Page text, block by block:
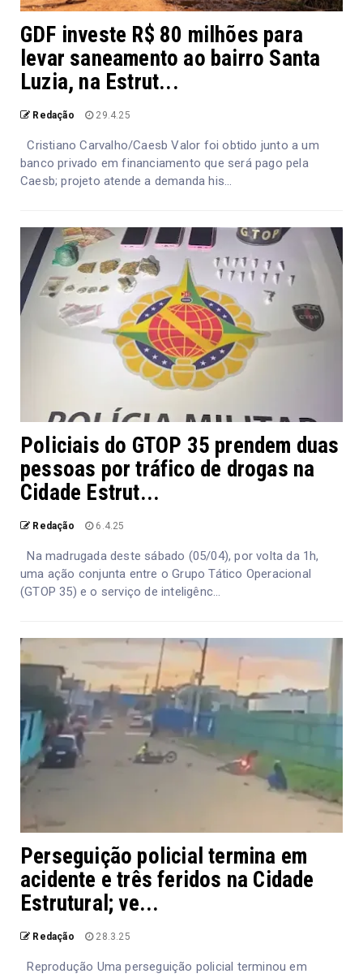
GDF investe R$ 80 milhões para
levar saneamento ao bairro Santa
Luzia, na Estrut...
Redação 29.4.25
Cristiano Carvalho/Caesb Valor foi obtido junto a um
banco privado em financiamento que será pago pela
Caesb; projeto atende a demanda his...
Policiais do GTOP 35 prendem duas
pessoas por tráfico de drogas na
Cidade Estrut...
Redação 6.4.25
Na madrugada deste sábado (05/04), por volta da 1h,
uma ação conjunta entre o Grupo Tático Operacional
(GTOP 35) e o serviço de inteligênc...
Perseguição policial termina em
acidente e três feridos na Cidade
Estrutural; ve...
Redação 28.3.25
Reprodução Uma perseguição policial terminou em